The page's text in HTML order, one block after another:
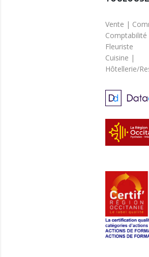
Vente |
Fleuriste
Cuisine |
Hôtellerie/